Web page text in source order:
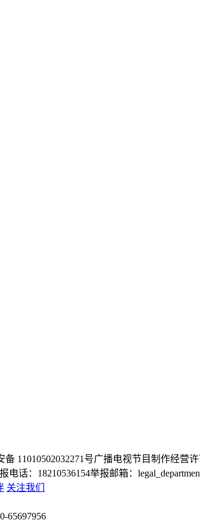
备 11010502032271号广播电视节目制作经营
电话：18210536154举报邮箱：
关注我们
65697956